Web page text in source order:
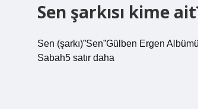
Sen şarkısı kime
Sen (şarkı)”Sen”Gülben Ergen
Sabah5 satır daha